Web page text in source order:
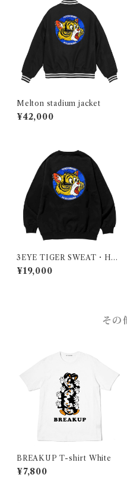
Melton stadium jacket
¥42,000
3EYE TIGER SWEAT・HO
ODIE・ZIP HOODIE
¥19,000
その
BREAKUP T-shirt White
¥7,800